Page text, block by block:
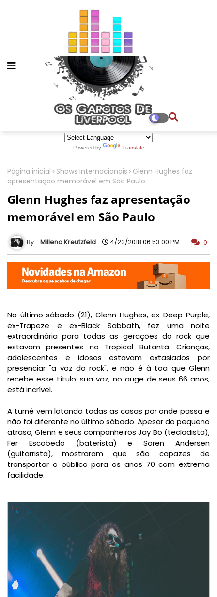
Powered by Translate
Página inicial Shows Internacionais
Glenn Hughes faz
apresentação memorável em São Paulo
Glenn Hughes faz apresentação
memorável em São Paulo
Millena Kreutzfeld 4/23/2018 06:53:00 PM 0
No último sábado (21), Glenn Hughes, ex-Deep Purple,
ex-Trapeze e ex-Black Sabbath, fez uma noite
extraordinária para todas as gerações do rock que
estavam presentes no Tropical Butantã. Crianças,
adolescentes e idosos estavam extasiados por
presenciar "a voz do rock", e não é à toa que Glenn
recebe esse título: sua voz, no auge de seus 66 anos,
está incrível.
A turnê vem lotando todas as casas por onde passa e
não foi diferente no último sábado. Apesar do pequeno
atraso, Glenn e seus companheiros Jay Bo (tecladista),
Fer Escobedo (baterista) e Soren Andersen
(guitarrista), mostraram que são capazes de
transportar o público para os anos 70 com extrema
facilidade.